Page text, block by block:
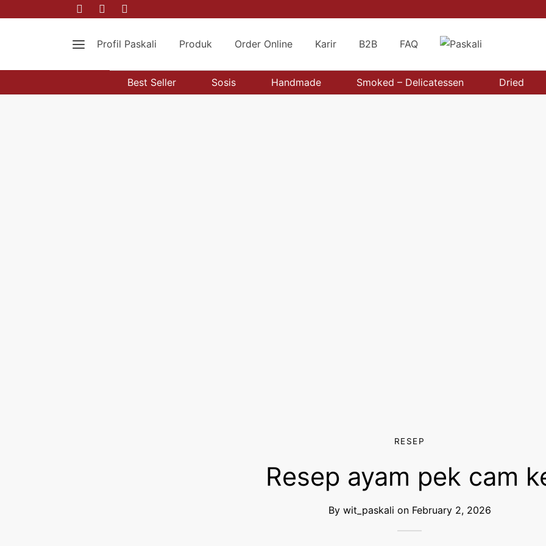
Profil Paskali Produk Order Online Karir B2B FAQ
Best Seller Sosis Handmade Smoked – Delicatessen Dried
RESEP
Resep ayam pek cam
By wit_paskali on February 2, 2026